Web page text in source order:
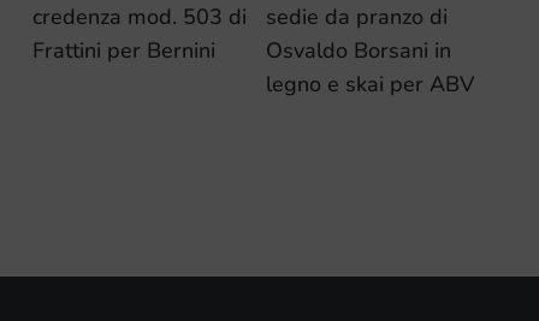
credenza mod. 503 di
Frattini per Bernini
sedie da pranzo di
Osvaldo Borsani in
legno e skai per ABV